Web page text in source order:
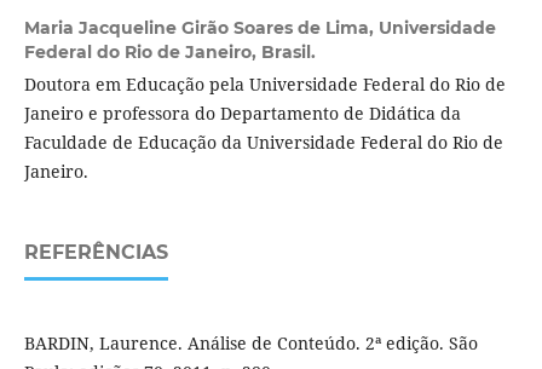
Maria Jacqueline Girão Soares de Lima, Universidade
Federal do Rio de Janeiro, Brasil.
Doutora em Educação pela Universidade Federal do Rio de
Janeiro e professora do Departamento de Didática da
Faculdade de Educação da Universidade Federal do Rio de
Janeiro.
REFERÊNCIAS
BARDIN, Laurence. Análise de Conteúdo. 2ª edição. São